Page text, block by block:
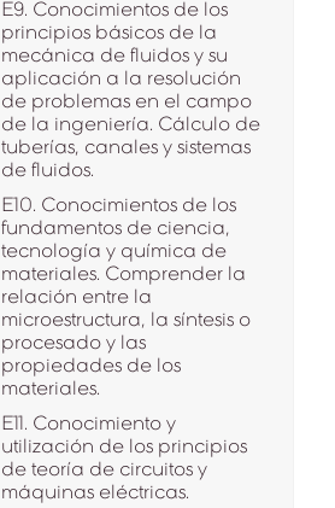
E9. Conocimientos de los
principios básicos de la
mecánica de fluidos y su
aplicación a la resolución
de problemas en el campo
de la ingeniería. Cálculo de
tuberías, canales y sistemas
de fluidos.
E10. Conocimientos de los
fundamentos de ciencia,
tecnología y química de
materiales. Comprender la
relación entre la
microestructura, la síntesis o
procesado y las
propiedades de los
materiales.
E11. Conocimiento y
utilización de los principios
de teoría de circuitos y
máquinas eléctricas.